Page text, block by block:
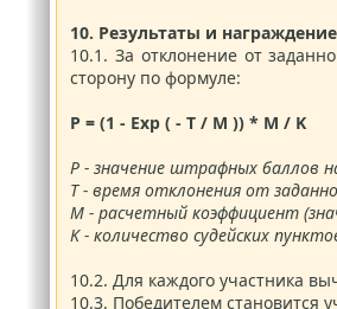
10. Результаты и награждение
10.1. За отклонение от
сторону по формуле:
P = (1 - Exp ( - T / M )) * M / K
P - значение штрафных баллов
T - время отклонения от
M - расчетный коэффициент
K - количество судейских
10.2. Для каждого участника
10.3. Победителем становится